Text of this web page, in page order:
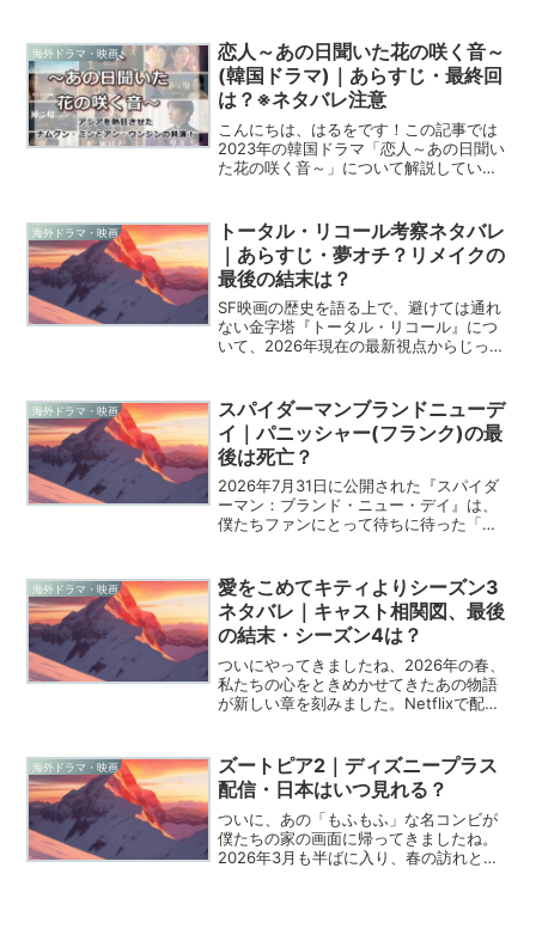
うな世界でありながら、その裏には現代
社会に通じる「偏見」や「差別...
海外ドラマ・映画
恋人～あの日聞いた花の咲く音～
(韓国ドラマ)｜あらすじ・最終回
は？※ネタバレ注意
こんにちは、はるをです！この記事では
2023年の韓国ドラマ「恋人～あの日聞い
た花の咲く音～」について解説していま
にしたドラマ激動の丙子の乱という歴史
的背景の中で、身分を...
海外ドラマ・映画
トータル・リコール考察ネタバレ
｜あらすじ・夢オチ？リメイクの
最後の結末は？
SF映画の歴史を語る上で、避けては通れ
ない金字塔『トータル・リコール』につ
いて、2026年現在の最新視点からじっく
ルツェネッガー主演のオリジナル版と、
2012年にコリ...
海外ドラマ・映画
スパイダーマンブランドニューデ
イ｜パニッシャー(フランク)の最
後は死亡？
2026年7月31日に公開された『スパイダ
ーマン：ブランド・ニュー・デイ』は、
僕たちファンにとって待ちに待った「親
な戦いに予期せぬ深みを与えてくれたの
は、間違いなくあの...
海外ドラマ・映画
愛をこめてキティよりシーズン3
ネタバレ｜キャスト相関図、最後
の結末・シーズン4は？
ついにやってきましたね、2026年の春、
私たちの心をときめかせてきたあの物語
が新しい章を刻みました。Netflixで配信
上げてきた期待を裏切らない、まさに感
情のジェッ...
海外ドラマ・映画
ズートピア2｜ディズニープラス
配信・日本はいつ見れる？
ついに、あの「もふもふ」な名コンビが
僕たちの家の画面に帰ってきましたね。
2026年3月も半ばに入り、春の訪れとと